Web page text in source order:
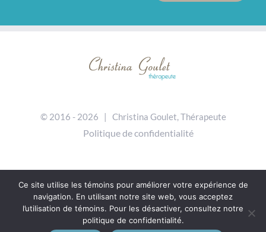
© 2016 - 2026 | Christina Goulet, Thérapeute
Politique de confidentialité
Ce site utilise les témoins pour améliorer votre expérience de
navigation. En utilisant notre site web, vous acceptez
l’utilisation de témoins. Pour les désactiver, consultez notre
politique de confidentialité.